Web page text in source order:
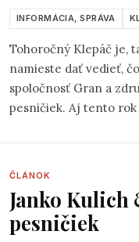
INFORMÁCIA, SPRÁVA
Tohoročný Klepáč je,
namieste dať vedieť,
spoločnosť Gran a
pesničiek. Aj tento rok
Edit
z rôznych končín
svojich duší, skutočne
ČLÁNOK
Janko Kulich
pesničiek